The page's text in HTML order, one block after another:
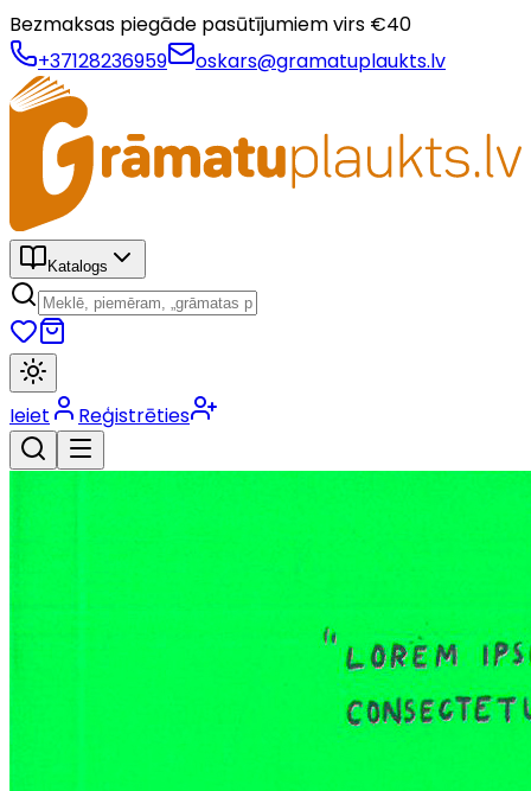
Bezmaksas piegāde pasūtījumiem virs €40
+37128236959
oskars@gramatuplaukts.lv
Katalogs
Ieiet Reģistrēties